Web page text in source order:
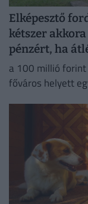
Elképesztő
kétszer
pénzért, ha
a 100 millió
főváros helyett